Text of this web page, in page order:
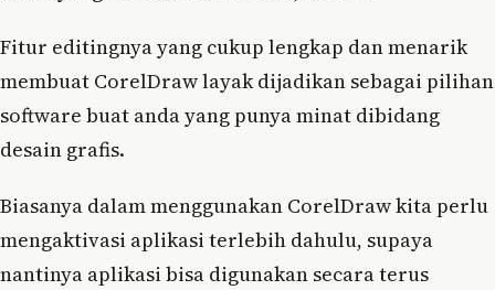
Fitur editingnya yang cukup lengkap dan menarik
membuat CorelDraw layak dijadikan sebagai pilihan
software buat anda yang punya minat dibidang
desain grafis.
Biasanya dalam menggunakan CorelDraw kita perlu
mengaktivasi aplikasi terlebih dahulu, supaya
nantinya aplikasi bisa digunakan secara terus